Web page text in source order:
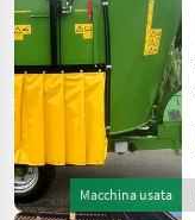
Macchina usata